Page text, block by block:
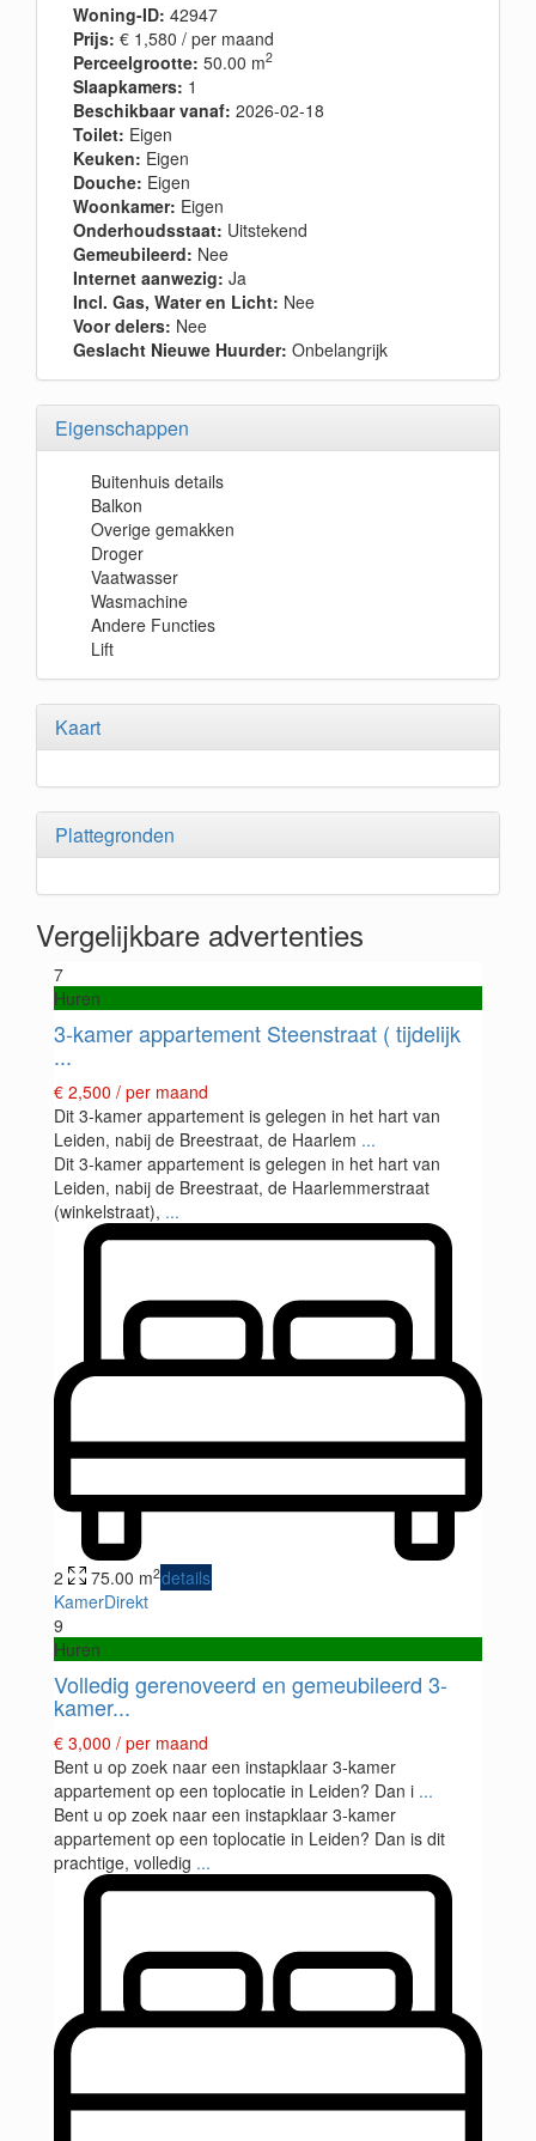
Woning-ID: 42947
Prijs: € 1,580 / per maand
Perceelgrootte: 50.00 m2
Slaapkamers: 1
Beschikbaar vanaf: 2026-02-18
Toilet: Eigen
Keuken: Eigen
Douche: Eigen
Woonkamer: Eigen
Onderhoudsstaat: Uitstekend
Gemeubileerd: Nee
Internet aanwezig: Ja
Incl. Gas, Water en Licht: Nee
Voor delers: Nee
Geslacht Nieuwe Huurder: Onbelangrijk
Eigenschappen
Buitenhuis details
Balkon
Overige gemakken
Droger
Vaatwasser
Wasmachine
Andere Functies
Lift
Kaart
Plattegronden
Vergelijkbare advertenties
7
Huren
3-kamer appartement Steenstraat ( tijdelijk
...
€ 2,500 / per maand
Dit 3-kamer appartement is gelegen in het hart van
Leiden, nabij de Breestraat, de Haarlem ...
Dit 3-kamer appartement is gelegen in het hart van
Leiden, nabij de Breestraat, de Haarlemmerstraat
(winkelstraat), ...
2 75.00 m2details
KamerDirekt
9
Huren
Volledig gerenoveerd en gemeubileerd 3-
kamer...
€ 3,000 / per maand
Bent u op zoek naar een instapklaar 3-kamer
appartement op een toplocatie in Leiden? Dan i ...
Bent u op zoek naar een instapklaar 3-kamer
appartement op een toplocatie in Leiden? Dan is dit
prachtige, volledig ...